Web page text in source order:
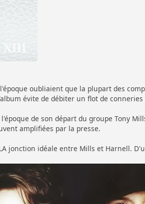
oubliaient que la plupart des
évite de débiter un flot de
de son départ du groupe Tony
amplifiées par la presse.
jonction idéale entre Mills et Harnell.